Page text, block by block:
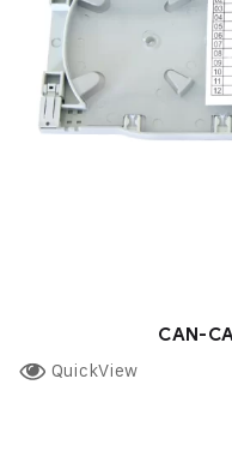
CAN-
QuickView